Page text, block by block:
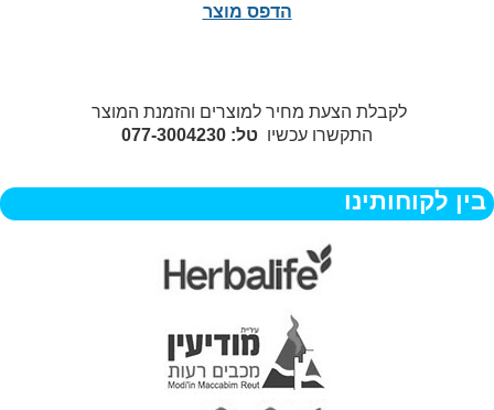
הדפס מוצר
לקבלת הצעת מחיר למוצרים והזמנת המוצר
התקשרו עכשיו טל: 077-3004230
בין לקוחותינו